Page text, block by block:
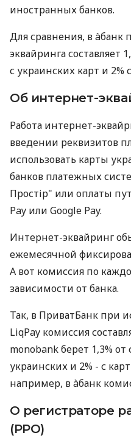
иностранных банков.
Для сравнения, в àбанк
эквайринга составляет
с украинских карт и 2%
Об интернет-
Работа интернет-
введении реквизитов
использовать карты
банков платежных
Простір" или оплаты
Pay или Google Pay.
Интернет-эквайринг
ежемесячной
А вот комиссия по
зависимости от банка.
Так, в ПриватБанк при
LiqPay комиссия
monobank берет 1,3%
украинских и 2% - с
например, в àбанк
О регистраторе
(РРО)